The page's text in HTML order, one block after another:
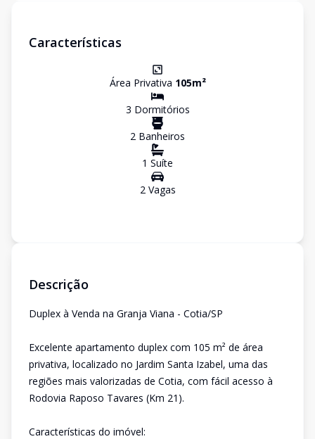
Características
Área Privativa 105m²
3 Dormitórios
2 Banheiros
1 Suíte
2Vagas
Descrição
Duplex à Venda na Granja Viana - Cotia/SP
Excelente apartamento duplex com 105 m² de área
privativa, localizado no Jardim Santa Izabel, uma das
regiões mais valorizadas de Cotia, com fácil acesso à
Rodovia Raposo Tavares (Km 21).
Características do imóvel: